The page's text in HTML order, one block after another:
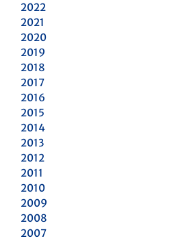
2022
2021
2020
2019
2018
2017
2016
2015
2014
2013
2012
2011
2010
2009
2008
2007